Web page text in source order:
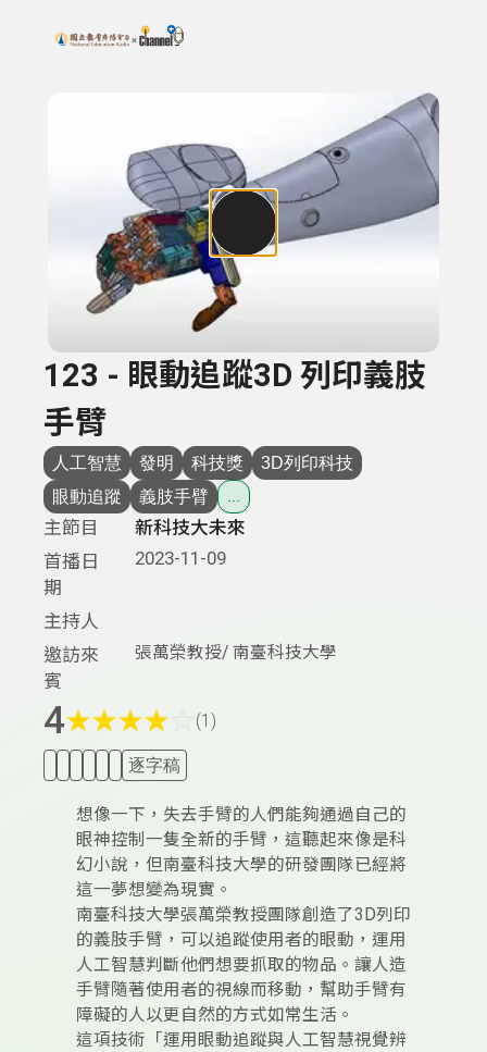
上方功能區塊
搜尋關鍵字：可輸入節目名稱、主持人或關鍵字
123 - 眼動追蹤3D 列印義肢
手臂
人工智慧 發明 科技獎
3D列印科技
眼動追蹤
義肢手臂
主節目
新科技大未來
首播日
期
2023-11-09
主持人
邀訪來
賓
張萬榮教授/ 南臺科技大學
4★★★★ (1)
逐字稿
想像一下，失去手臂的人們能夠通過自己的
眼神控制一隻全新的手臂，這聽起來像是科
幻小說，但南臺科技大學的研發團隊已經將
這一夢想變為現實。
南臺科技大學張萬榮教授團隊創造了3D列印
的義肢手臂，可以追蹤使用者的眼動，運用
人工智慧判斷他們想要抓取的物品。讓人造
手臂隨著使用者的視線而移動，幫助手臂有
障礙的人以更自然的方式如常生活。
這項技術「運用眼動追蹤與人工智慧視覺辨